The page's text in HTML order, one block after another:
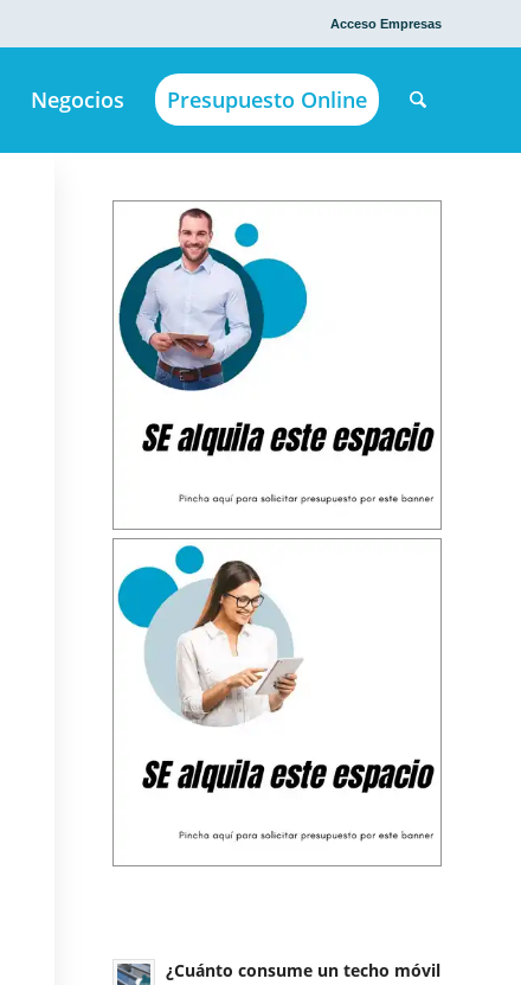
Acceso Empresas
Negocios Presupuesto Online
¿Cuánto consume un techo móvil